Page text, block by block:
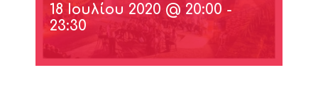
18 Ιουλίου 2020 @ 20:00 -
23:30